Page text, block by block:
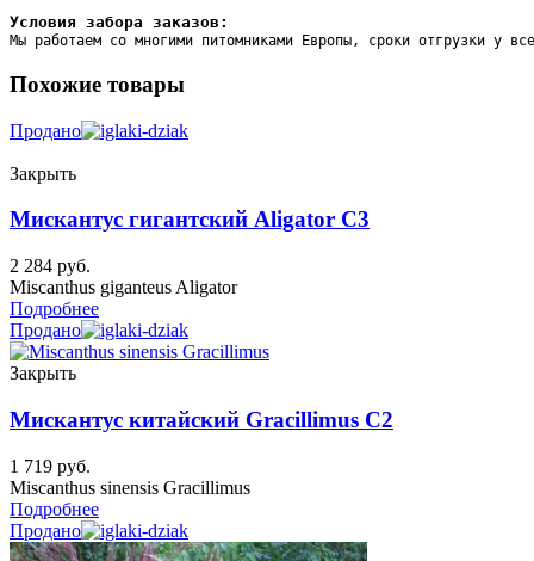
Условия забора заказов:
Мы работаем со многими питомниками Европы, сроки отгрузки у
Похожие товары
Продано
Закрыть
Мискантус гигантский Aligator C3
2 284 руб.
Miscanthus giganteus Aligator
Подробнее
Продано
Закрыть
Мискантус китайский Gracillimus C2
1 719 руб.
Miscanthus sinensis Gracillimus
Подробнее
Продано